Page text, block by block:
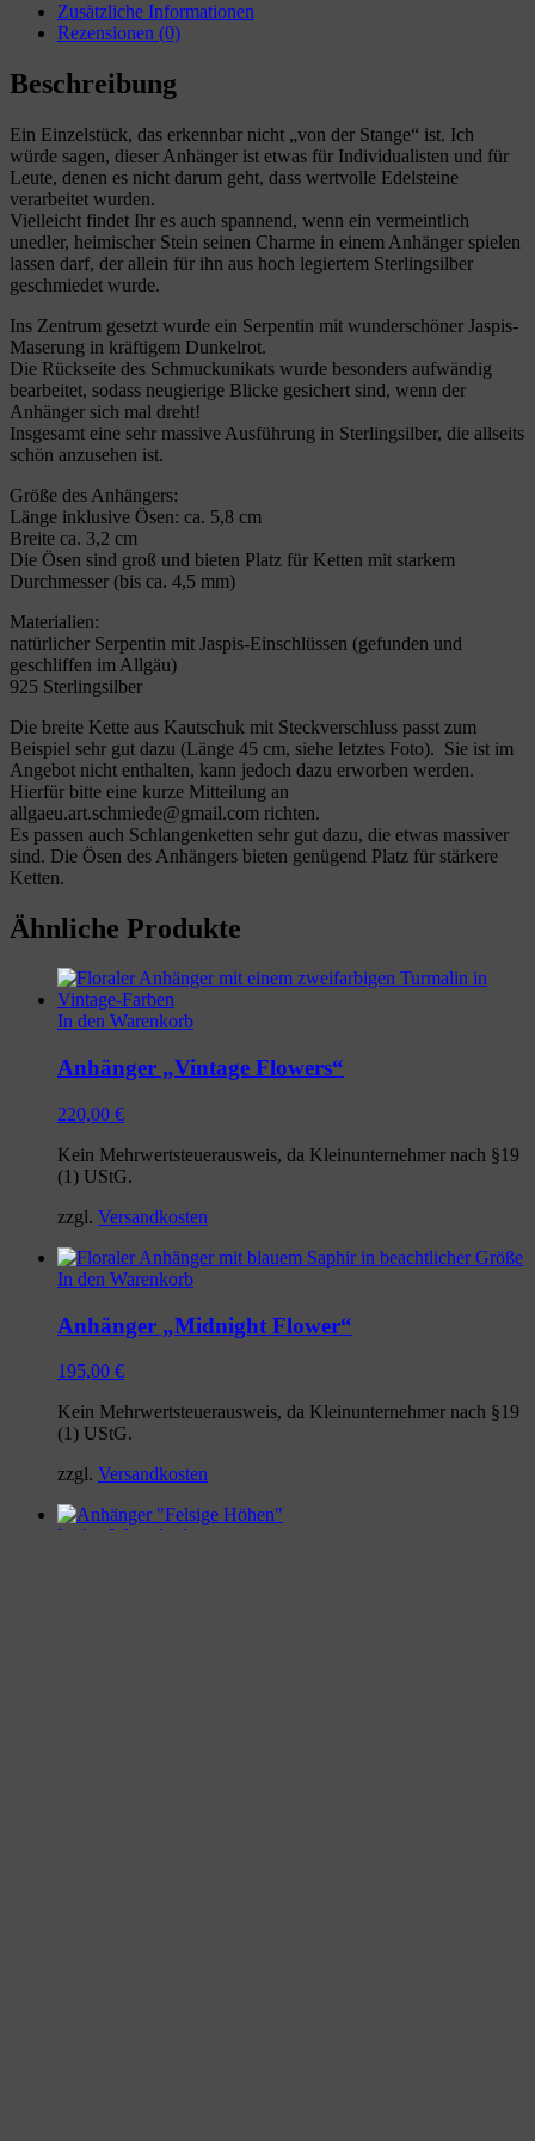
Zusätzliche Informationen
Rezensionen (0)
Beschreibung
Ein Einzelstück, das erkennbar nicht „von der Stange“ ist. Ich
würde sagen, dieser Anhänger ist etwas für Individualisten und für
Leute, denen es nicht darum geht, dass wertvolle Edelsteine
verarbeitet wurden.
Vielleicht findet Ihr es auch spannend, wenn ein vermeintlich
unedler, heimischer Stein seinen Charme in einem Anhänger spielen
lassen darf, der allein für ihn aus hoch legiertem Sterlingsilber
geschmiedet wurde.
Ins Zentrum gesetzt wurde ein Serpentin mit wunderschöner Jaspis-
Maserung in kräftigem Dunkelrot.
Die Rückseite des Schmuckunikats wurde besonders aufwändig
bearbeitet, sodass neugierige Blicke gesichert sind, wenn der
Anhänger sich mal dreht!
Insgesamt eine sehr massive Ausführung in Sterlingsilber, die allseits
schön anzusehen ist.
Größe des Anhängers:
Länge inklusive Ösen: ca. 5,8 cm
Breite ca. 3,2 cm
Die Ösen sind groß und bieten Platz für Ketten mit starkem
Durchmesser (bis ca. 4,5 mm)
Materialien:
natürlicher Serpentin mit Jaspis-Einschlüssen (gefunden und
geschliffen im Allgäu)
925 Sterlingsilber
Die breite Kette aus Kautschuk mit Steckverschluss passt zum
Beispiel sehr gut dazu (Länge 45 cm, siehe letztes Foto). Sie ist im
Angebot nicht enthalten, kann jedoch dazu erworben werden.
Hierfür bitte eine kurze Mitteilung an
allgaeu.art.schmiede@gmail.com richten.
Es passen auch Schlangenketten sehr gut dazu, die etwas massiver
sind. Die Ösen des Anhängers bieten genügend Platz für stärkere
Ketten.
Ähnliche Produkte
In den Warenkorb
Anhänger „Vintage Flowers“
220,00 €
Kein Mehrwertsteuerausweis, da Kleinunternehmer nach §19
(1) UStG.
zzgl. Versandkosten
In den Warenkorb
Anhänger „Midnight Flower“
195,00 €
Kein Mehrwertsteuerausweis, da Kleinunternehmer nach §19
(1) UStG.
zzgl. Versandkosten
In den Warenkorb